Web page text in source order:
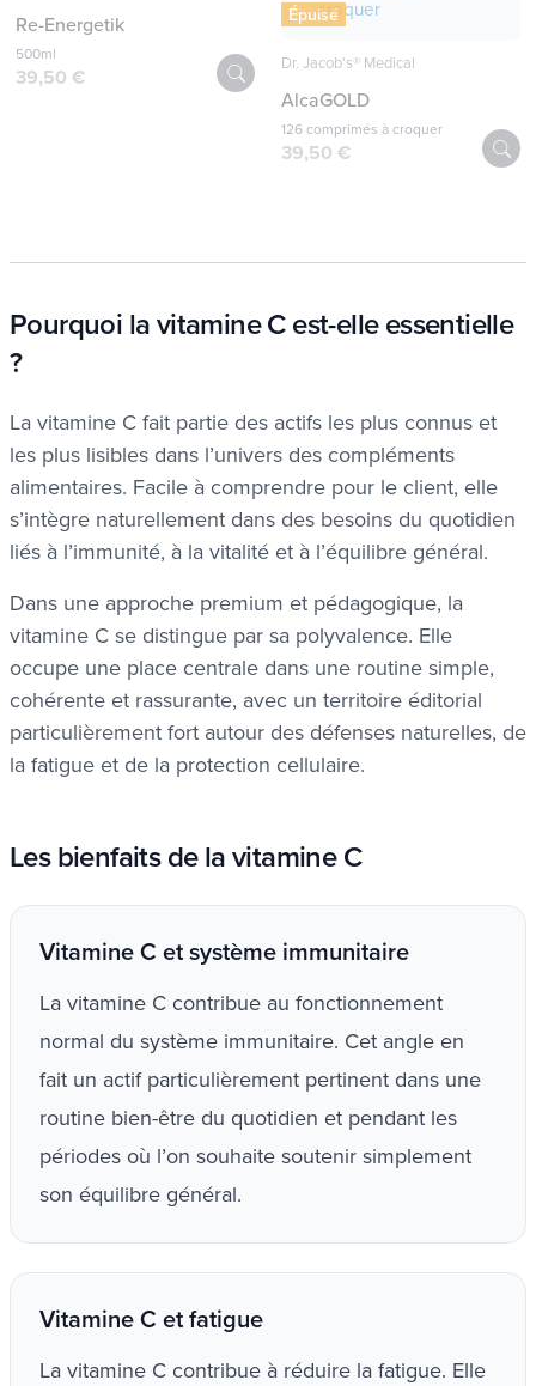
Re-Energetik
500ml
39,50 €
Épuisé
Dr. Jacob's® Medical
AlcaGOLD
126 comprimés à croquer
39,50 €
Pourquoi la vitamine C est-elle essentielle
?
La vitamine C fait partie des actifs les plus connus et
les plus lisibles dans l’univers des compléments
alimentaires. Facile à comprendre pour le client, elle
s’intègre naturellement dans des besoins du quotidien
liés à l’immunité, à la vitalité et à l’équilibre général.
Dans une approche premium et pédagogique, la
vitamine C se distingue par sa polyvalence. Elle
occupe une place centrale dans une routine simple,
cohérente et rassurante, avec un territoire éditorial
particulièrement fort autour des défenses naturelles, de
la fatigue et de la protection cellulaire.
Les bienfaits de la vitamine C
Vitamine C et système immunitaire
La vitamine C contribue au fonctionnement
normal du système immunitaire. Cet angle en
fait un actif particulièrement pertinent dans une
routine bien-être du quotidien et pendant les
périodes où l’on souhaite soutenir simplement
son équilibre général.
Vitamine C et fatigue
La vitamine C contribue à réduire la fatigue. Elle